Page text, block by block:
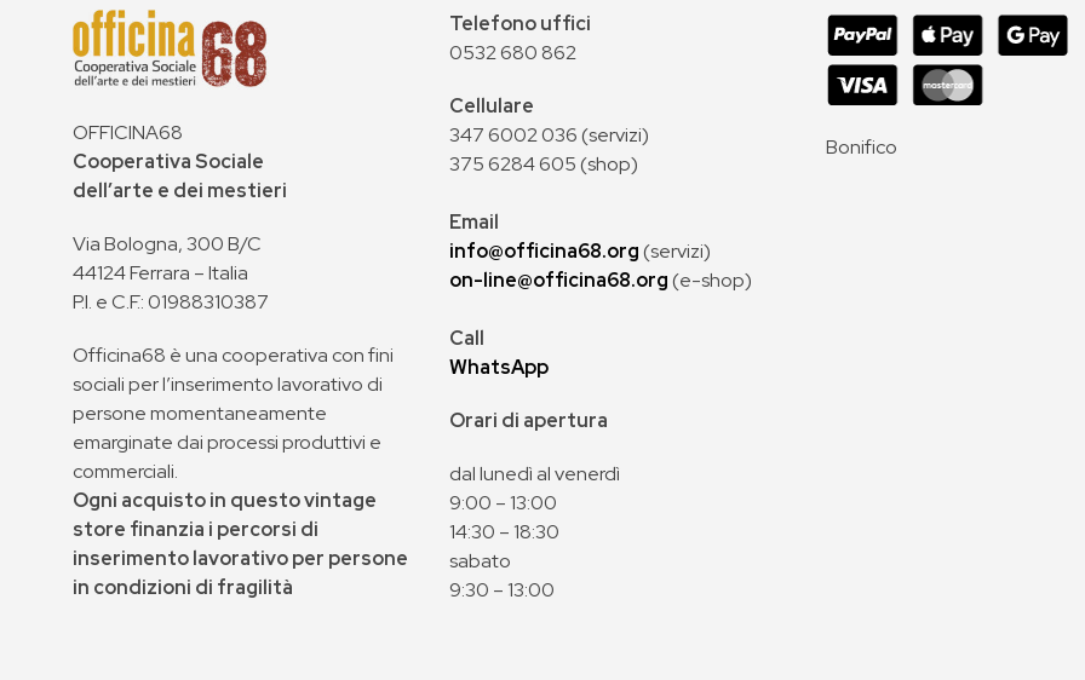
OFFICINA68
Cooperativa Sociale
dell’arte e dei mestieri
Via Bologna, 300 B/C
44124 Ferrara – Italia
P.I. e C.F.: 01988310387
Officina68 è una cooperativa con fini
sociali per l’inserimento lavorativo di
persone momentaneamente
emarginate dai processi produttivi e
commerciali.
Ogni acquisto in questo vintage
store finanzia i percorsi di
inserimento lavorativo per persone
in condizioni di fragilità
Telefono uffici
0532 680 862
Cellulare
347 6002 036 (servizi)
375 6284 605 (shop)
Email
info@officina68.org(servizi)
on-line@officina68.org(e-shop)
Call
WhatsApp
Orari di apertura
dal lunedì al venerdì
9:00 – 13:00
14:30 – 18:30
sabato
9:30 – 13:00
Bonifico